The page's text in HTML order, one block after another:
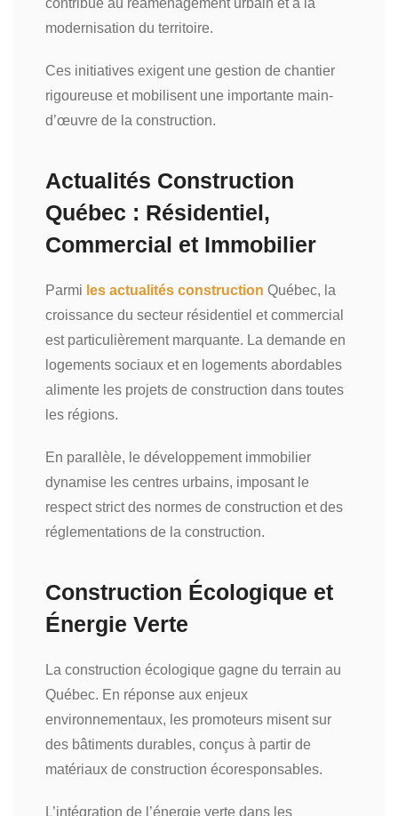
contribue au réaménagement urbain et à la
modernisation du territoire.
Ces initiatives exigent une gestion de chantier
rigoureuse et mobilisent une importante main-
d’œuvre de la construction.
Actualités Construction
Québec : Résidentiel,
Commercial et Immobilier
Parmi les actualités construction Québec, la
croissance du secteur résidentiel et commercial
est particulièrement marquante. La demande en
logements sociaux et en logements abordables
alimente les projets de construction dans toutes
les régions.
En parallèle, le développement immobilier
dynamise les centres urbains, imposant le
respect strict des normes de construction et des
réglementations de la construction.
Construction Écologique et
Énergie Verte
La construction écologique gagne du terrain au
Québec. En réponse aux enjeux
environnementaux, les promoteurs misent sur
des bâtiments durables, conçus à partir de
matériaux de construction écoresponsables.
L’intégration de l’énergie verte dans les